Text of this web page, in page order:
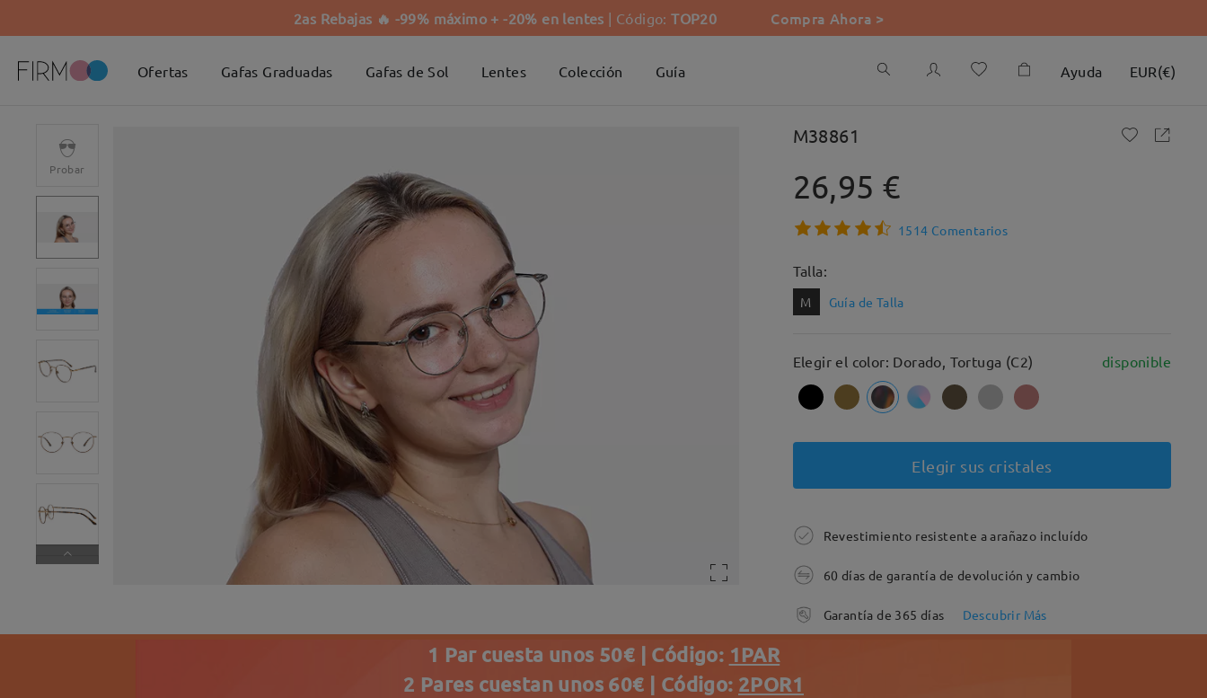
2as Rebajas 🔥 -99% máximo + -20% en lentes | Código:TOP20 Compra Ahora >
Ofertas Gafas Graduadas Gafas de Sol Lentes Colección Guía Ayuda EUR(€)
Probar
M38861
26,95 €
1514 Comentarios
Talla:
M Guía de Talla
Elegir el color: Dorado, Tortuga (C2) disponible
Elegir sus cristales
Revestimiento resistente a arañazo incluído
60 días de garantía de devolución y cambio
Garantía de 365 días Descubrir Más
1 Par cuesta unos 50€ | Código: 1PAR
2 Pares cuestan unos 60€ | Código: 2POR1